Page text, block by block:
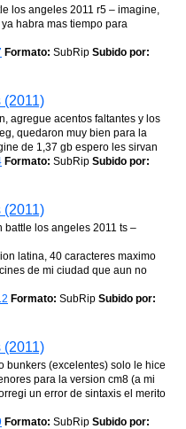
los angeles 2011 r5 – imagine,
habra mas tiempo para
Formato: SubRip Subido por:
(2011)
agregue acentos faltantes y los
quedaron muy bien para la
de 1,37 gb espero les sirvan
Formato: SubRip Subido por:
(2011)
battle los angeles 2011 ts –
latina, 40 caracteres maximo
de mi ciudad que aun no
Formato: SubRip Subido por:
(2011)
bunkers (excelentes) solo le hice
para la version cm8 (a mi
un error de sintaxis el merito
Formato: SubRip Subido por: